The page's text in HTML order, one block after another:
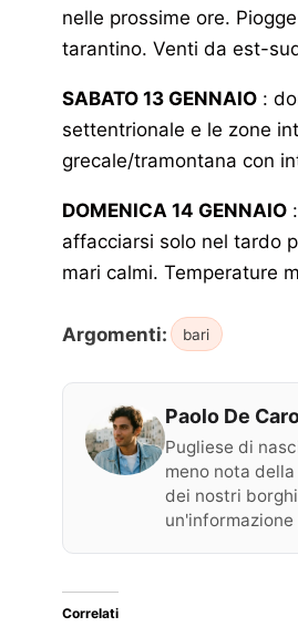
nelle prossime ore.
tarantino. Venti da est-
SABATO 13 GENNAIO :
settentrionale e le zone
grecale/tramontana con
DOMENICA 14 GENNAIO
affacciarsi solo nel tardo
mari calmi. Temperature
Argomenti: bari
Paolo De
Pugliese di
meno nota
dei nostri
Correlati